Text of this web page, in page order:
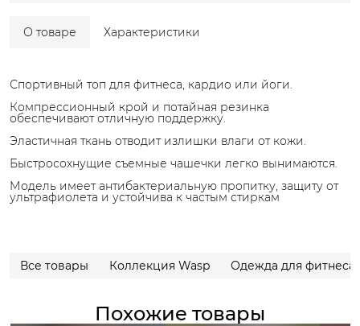
О товаре Характеристики
Спортивный топ для фитнеса, кардио или йоги.
Компрессионный крой и потайная резинка
обеспечивают отличную поддержку.
Эластичная ткань отводит излишки влаги от кожи.
Быстросохнущие съемные чашечки легко вынимаются.
Модель имеет антибактериальную пропитку, защиту от
ультрафиолета и устойчива к частым стиркам
Все товары Коллекция Wasp Одежда для фитнеса
Похожие товары